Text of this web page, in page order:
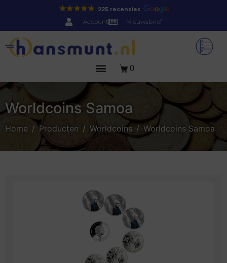
225 recensies
Account Nieuwsbrief
0
Worldcoins Samoa
Home Producten Worldcoins Worldcoins Samoa